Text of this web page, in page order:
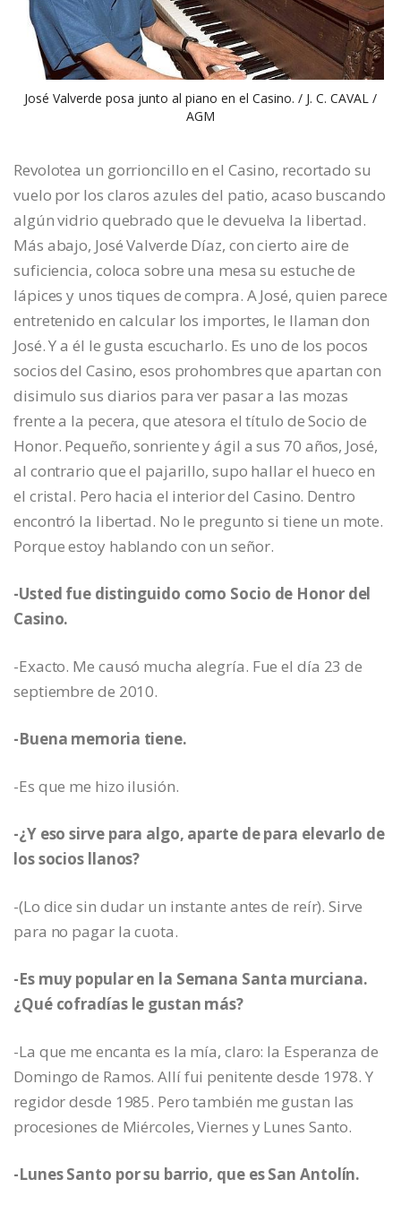
José Valverde posa junto al piano en el Casino. / J. C. CAVAL /
AGM
Revolotea un gorrioncillo en el Casino, recortado su
vuelo por los claros azules del patio, acaso buscando
algún vidrio quebrado que le devuelva la libertad.
Más abajo, José Valverde Díaz, con cierto aire de
suficiencia, coloca sobre una mesa su estuche de
lápices y unos tiques de compra. A José, quien parece
entretenido en calcular los importes, le llaman don
José. Y a él le gusta escucharlo. Es uno de los pocos
socios del Casino, esos prohombres que apartan con
disimulo sus diarios para ver pasar a las mozas
frente a la pecera, que atesora el título de Socio de
Honor. Pequeño, sonriente y ágil a sus 70 años, José,
al contrario que el pajarillo, supo hallar el hueco en
el cristal. Pero hacia el interior del Casino. Dentro
encontró la libertad. No le pregunto si tiene un mote.
Porque estoy hablando con un señor.
-Usted fue distinguido como Socio de Honor del
Casino.
-Exacto. Me causó mucha alegría. Fue el día 23 de
septiembre de 2010.
-Buena memoria tiene.
-Es que me hizo ilusión.
-¿Y eso sirve para algo, aparte de para elevarlo de
los socios llanos?
-(Lo dice sin dudar un instante antes de reír). Sirve
para no pagar la cuota.
-Es muy popular en la Semana Santa murciana.
¿Qué cofradías le gustan más?
-La que me encanta es la mía, claro: la Esperanza de
Domingo de Ramos. Allí fui penitente desde 1978. Y
regidor desde 1985. Pero también me gustan las
procesiones de Miércoles, Viernes y Lunes Santo.
-Lunes Santo por su barrio, que es San Antolín.